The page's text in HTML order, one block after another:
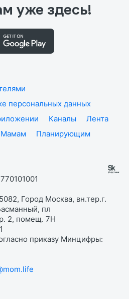
уже здесь!
персональных данных
Каналы
Лента
Мамам
Планирующим
Город Москва, вн.тер.г.
пл
2, помещ. 7Н
приказу Минцифры: